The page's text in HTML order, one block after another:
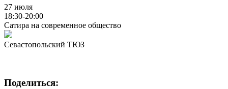
27 июля
18:30-20:00
Сатира на современное общество
Севастопольский ТЮЗ
Поделиться: